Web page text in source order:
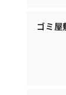
ゴミ屋